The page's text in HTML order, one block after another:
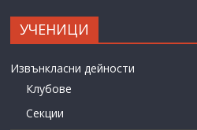
УЧЕНИЦИ
Извънкласни дейности
Клубове
Секции